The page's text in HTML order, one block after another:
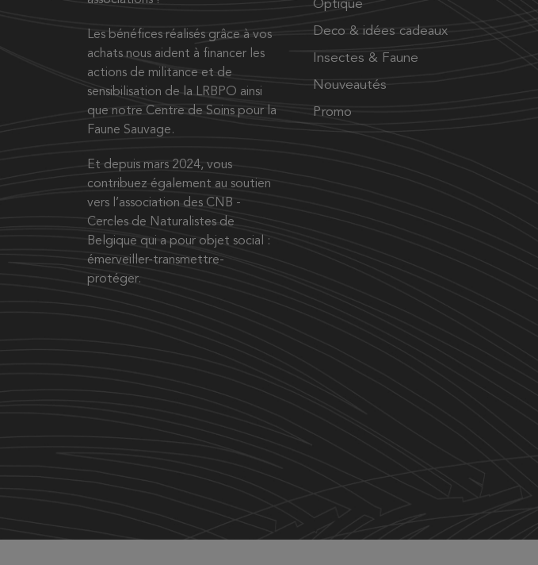
Les bénéfices réalisés grâce à vos
achats nous aident à financer les
actions de militance et de
sensibilisation de la LRBPO ainsi
que notre Centre de Soins pour la
Faune Sauvage.
Et depuis mars 2024, vous
contribuez également au soutien
vers l’association des CNB -
Cercles de Naturalistes de
Belgique qui a pour objet social :
émerveiller-transmettre-
protéger.
Optique
Deco & idées cadeaux
Insectes & Faune
Nouveautés
Promo